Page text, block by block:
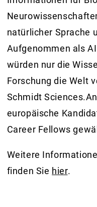
natürlicher Sprache
Aufgenommen als
würden nur die
Forschung die Welt
Schmidt
europäische
Career Fellows
Weitere
finden Sie hier.